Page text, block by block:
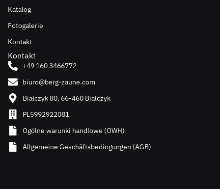
Katalog
Fotogalerie
Kontakt
Kontakt
+49 160 3466772
biuro@berg-zaune.com
Białczyk 80, 66-460 Białczyk
PL5992922081
Ogólne warunki handlowe (OWH)
Allgemeine Geschäftsbedingungen (AGB)